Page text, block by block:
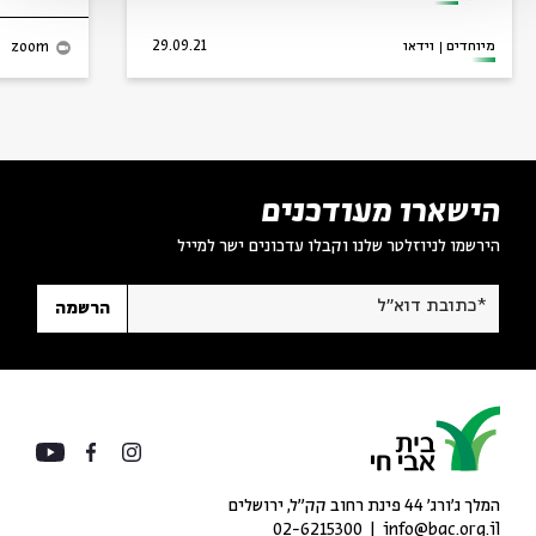
מיוחדים וידאו 29.09.21
zoom
הישארו מעודכנים
הירשמו לניוזלטר שלנו וקבלו עדכונים ישר למייל
*כתובת דוא"ל הרשמה
המלך ג'ורג' 44 פינת רחוב קק״ל, ירושלים
info@bac.org.il
02-6215300